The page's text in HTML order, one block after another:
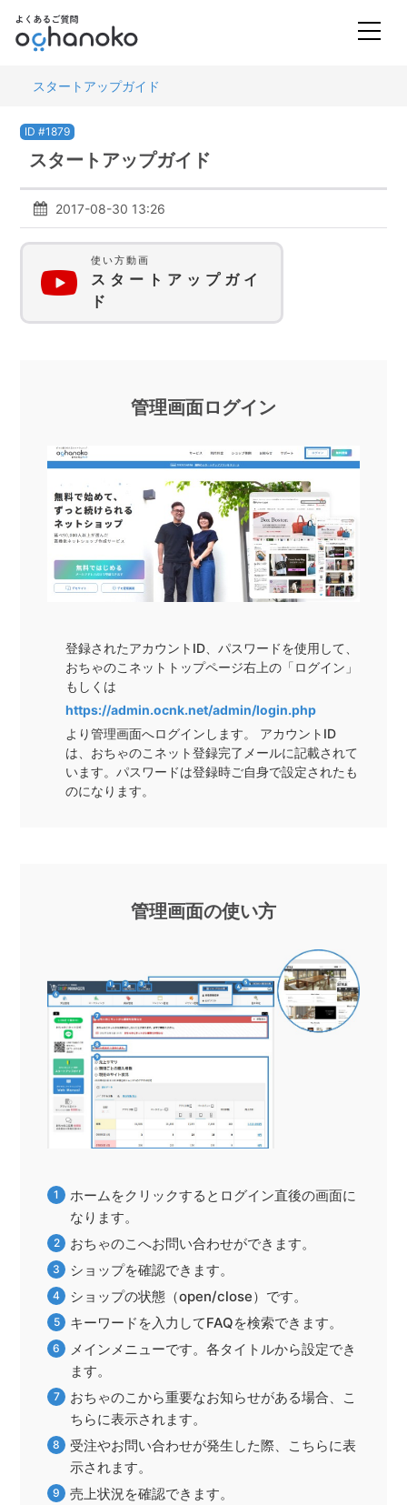
スタートアップガイド
ID #1879
スタートアップガイド
2017-08-30 13:26
使い方動画
スタートアップガイ
ド
管理画面ログイン
登録されたアカウントID、パスワードを使用して、
おちゃのこネットトップページ右上の「ログイン」
もしくは
https://admin.ocnk.net/admin/login.php
より管理画面へログインします。 アカウントID
は、おちゃのこネット登録完了メールに記載されて
います。パスワードは登録時ご自身で設定されたも
のになります。
管理画面の使い方
ホームをクリックするとログイン直後の画面に
なります。
おちゃのこへお問い合わせができます。
ショップを確認できます。
ショップの状態（open/close）です。
キーワードを入力してFAQを検索できます。
メインメニューです。各タイトルから設定でき
ます。
おちゃのこから重要なお知らせがある場合、こ
ちらに表示されます。
受注やお問い合わせが発生した際、こちらに表
示されます。
売上状況を確認できます。